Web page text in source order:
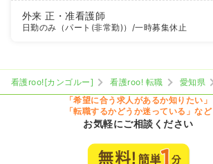
外来正・准看護師
日勤のみ（パート(非常勤)） /一時募集休止
看護roo![カンゴルー] 看護roo! 転職 愛知県
「希望に合う求人があるか知りたい」
「転職するかどうか迷っている」など
お気軽にご相談ください